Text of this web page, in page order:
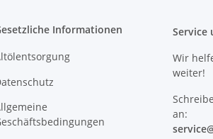
Informationen
Service
Wir
weiter!
an: